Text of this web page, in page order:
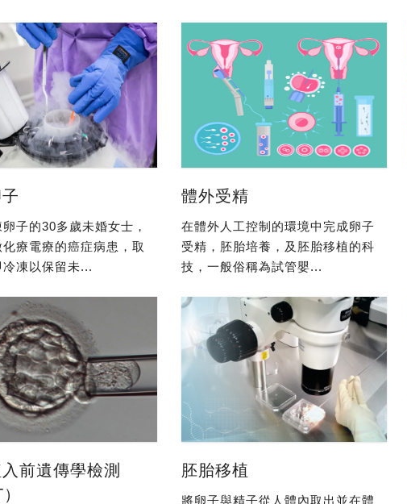
子的30多歲未婚女士，
療電療的癌症病患，取
冷凍以保留未...
體外受精
在體外人工控制的環境中完成卵子
受精，胚胎培養，及胚胎移植的科
技，一般俗稱為試管嬰...
前遺傳學檢測
胚胎移植
將卵子與精子從人體內取出並在體